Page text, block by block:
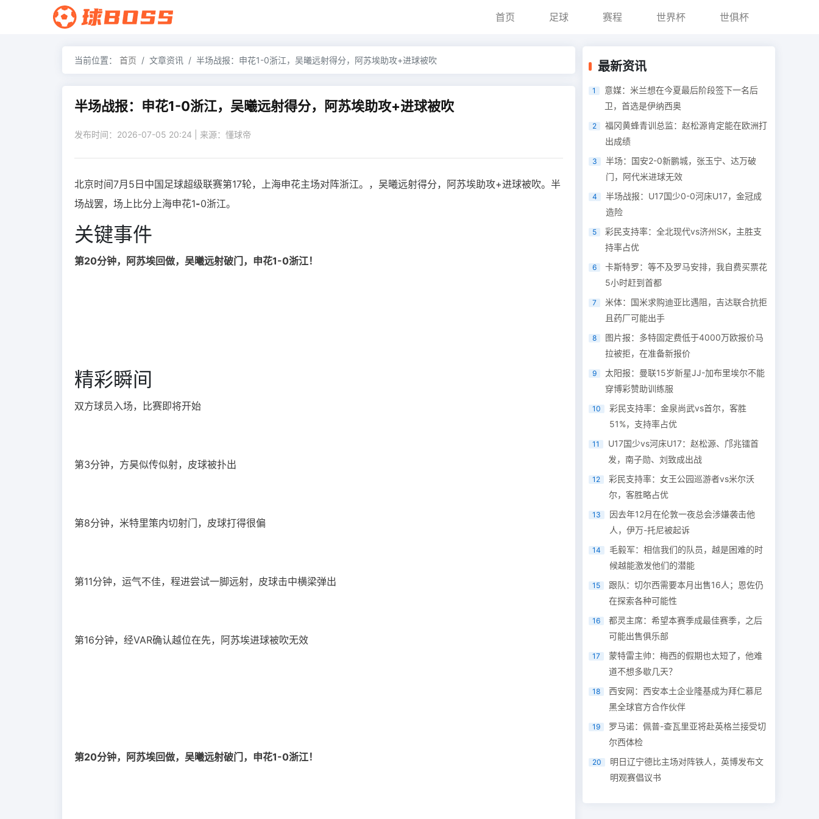
首页 足球 赛程 世界杯 世俱杯
当前位置： 首页 文章资讯 半场战报：申花1-0浙江，吴曦远射得分，阿苏埃助攻+进球被吹
半场战报：申花1-0浙江，吴曦远射得分，阿苏埃助攻+进球被吹
发布时间：2026-07-05 20:24 | 来源：懂球帝
北京时间7月5日中国足球超级联赛第17轮，上海申花主场对阵浙江。，吴曦远射得分，阿苏埃助攻+进球被吹。半
场战罢，场上比分上海申花1-0浙江。
关键事件
第20分钟，阿苏埃回做，吴曦远射破门，申花1-0浙江！
精彩瞬间
双方球员入场，比赛即将开始
第3分钟，方昊似传似射，皮球被扑出
第8分钟，米特里策内切射门，皮球打得很偏
第11分钟，运气不佳，程进尝试一脚远射，皮球击中横梁弹出
第16分钟，经VAR确认越位在先，阿苏埃进球被吹无效
第20分钟，阿苏埃回做，吴曦远射破门，申花1-0浙江！
最新资讯
1
意媒：米兰想在今夏最后阶段签下一名后
卫，首选是伊纳西奥
2
福冈黄蜂青训总监：赵松源肯定能在欧洲打
出成绩
3
半场：国安2-0新鹏城，张玉宁、达万破
门，阿代米进球无效
4
半场战报：U17国少0-0河床U17，金冠成
造险
5
彩民支持率：全北现代vs济州SK，主胜支
持率占优
6
卡斯特罗：等不及罗马安排，我自费买票花
5小时赶到首都
7
米体：国米求购迪亚比遇阻，吉达联合抗拒
且药厂可能出手
8
图片报：多特固定费低于4000万欧报价马
拉被拒，在准备新报价
9
太阳报：曼联15岁新星JJ-加布里埃尔不能
穿博彩赞助训练服
10
彩民支持率：金泉尚武vs首尔，客胜
51%，支持率占优
11
U17国少vs河床U17：赵松源、邝兆镭首
发，南子勋、刘致成出战
12
彩民支持率：女王公园巡游者vs米尔沃
尔，客胜略占优
13
因去年12月在伦敦一夜总会涉嫌袭击他
人，伊万-托尼被起诉
14
毛毅军：相信我们的队员，越是困难的时
候越能激发他们的潜能
15
跟队：切尔西需要本月出售16人；恩佐仍
在探索各种可能性
16
都灵主席：希望本赛季成最佳赛季，之后
可能出售俱乐部
17
蒙特雷主帅：梅西的假期也太短了，他难
道不想多歇几天？
18
西安网：西安本土企业隆基成为拜仁慕尼
黑全球官方合作伙伴
19
罗马诺：佩普-查瓦里亚将赴英格兰接受切
尔西体检
20
明日辽宁德比主场对阵铁人，英博发布文
明观赛倡议书